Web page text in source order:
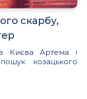
скарбу,
Києва Артема і
козацького